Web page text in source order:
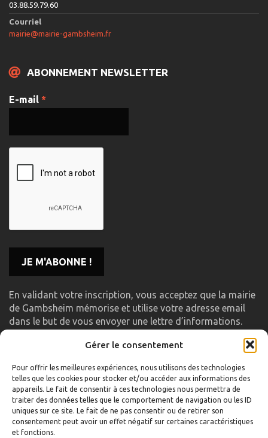
Gérer le consentement
Pour offrir les meilleures expériences, nous utilisons des technologies
telles que les cookies pour stocker et/ou accéder aux informations des
appareils. Le fait de consentir à ces technologies nous permettra de
traiter des données telles que le comportement de navigation ou les ID
uniques sur ce site. Le fait de ne pas consentir ou de retirer son
consentement peut avoir un effet négatif sur certaines caractéristiques
et fonctions.
03.88.59.79.60
Courriel
mairie@mairie-gambsheim.fr
ABONNEMENT NEWSLETTER
E-mail *
En validant votre inscription, vous acceptez que la mairie
de Gambsheim mémorise et utilise votre adresse email
dans le but de vous envoyer une lettre d’informations.
LIENS UTILES
Accueil
Formulaire de contact
Gambs TV